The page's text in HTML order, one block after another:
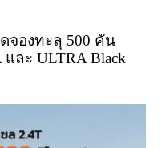
จองทะลุ 500 คัน
ละ ULTRA Black